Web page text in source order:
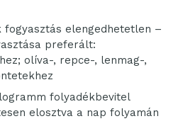
elengedhetetlen –
preferált:
olíva-, repce-, lenmag-,
folyadékbevitel
elosztva a nap folyamán